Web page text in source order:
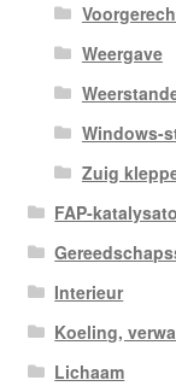
Weergave
Windows-
Zuig
FAP-
Interieur
Koeling,
Lichaam